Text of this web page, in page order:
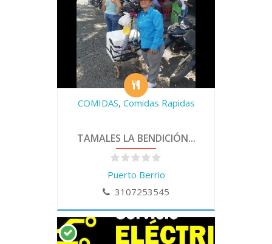
COMIDAS, Comidas Rapidas
TAMALES LA BENDICIÓN...
Puerto Berrio
3107253545